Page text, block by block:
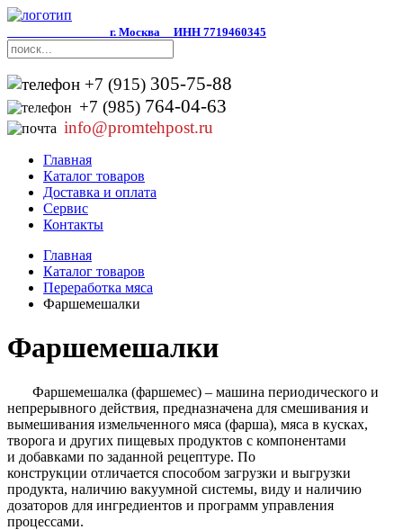
г. Москва ИНН 7719460345
+7 (915) 305-75-88
+7 (985) 764-04-63
info@promtehpost.ru
Главная
Каталог товаров
Доставка и оплата
Сервис
Контакты
Главная
Каталог товаров
Переработка мяса
Фаршемешалки
Фаршемешалки
Фаршемешалка (фаршемес) – машина периодического и
непрерывного действия, предназначена для смешивания и
вымешивания измельченного мяса (фарша), мяса в кусках,
творога и других пищевых продуктов с компонентами
и добавками по заданной рецептуре. По
конструкции отличается способом загрузки и выгрузки
продукта, наличию вакуумной системы, виду и наличию
дозаторов для ингредиентов и программ управления
процессами.